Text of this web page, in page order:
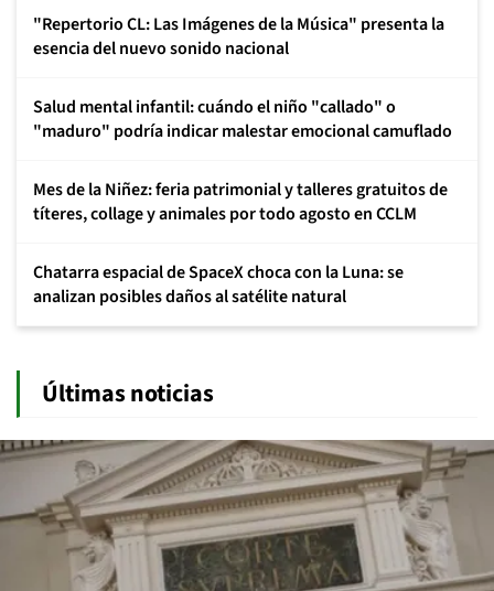
"Repertorio CL: Las Imágenes de la Música" presenta la
esencia del nuevo sonido nacional
Salud mental infantil: cuándo el niño "callado" o
"maduro" podría indicar malestar emocional camuflado
Mes de la Niñez: feria patrimonial y talleres gratuitos de
títeres, collage y animales por todo agosto en CCLM
Chatarra espacial de SpaceX choca con la Luna: se
analizan posibles daños al satélite natural
Últimas noticias